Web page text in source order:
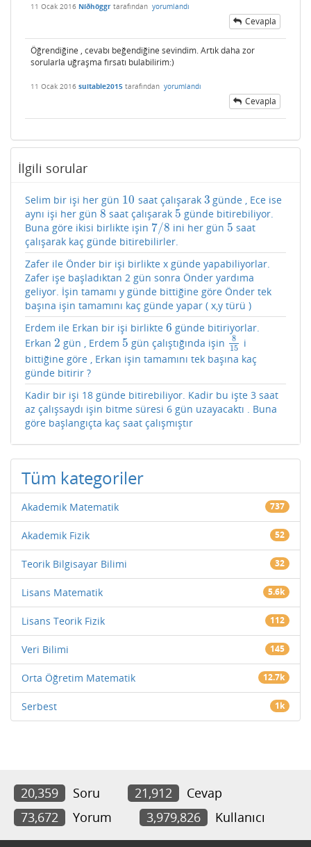
11 Ocak 2016 Níðhöggr tarafından yorumlandı
Cevapla
Öğrendiğine , cevabı beğendiğine sevindim. Artık daha zor
sorularla uğraşma fırsatı bulabilirim:)
11 Ocak 2016 suitable2015 tarafından yorumlandı
Cevapla
İlgili sorular
Selim bir işi her gün 10
10 saat çalışarak 3
3 günde , Ece ise
aynı işi her gün 8
8 saat çalışarak 5
5 günde bitirebiliyor.
Buna göre ikisi birlikte işin 7/8
7/8 ini her gün 5
5 saat
çalışarak kaç günde bitirebilirler.
Zafer ile Önder bir işi birlikte x günde yapabiliyorlar.
Zafer işe başladıktan 2 gün sonra Önder yardıma
geliyor. İşin tamamı y günde bittiğine göre Önder tek
başına işin tamamını kaç günde yapar ( x,y türü )
Erdem ile Erkan bir işi birlikte 6
6 günde bitiriyorlar.
Erkan 2
2 gün , Erdem 5
5 gün çalıştığında işin
8
15
815 i
bittiğine göre , Erkan işin tamamını tek başına kaç
günde bitirir ?
Kadir bir işi 18 günde bitirebiliyor. Kadir bu işte 3 saat
az çalışsaydı işin bitme süresi 6 gün uzayacaktı . Buna
göre başlangıçta kaç saat çalışmıştır
Tüm kategoriler
Akademik Matematik 737
Akademik Fizik 52
Teorik Bilgisayar Bilimi 32
Lisans Matematik 5.6k
Lisans Teorik Fizik 112
Veri Bilimi 145
Orta Öğretim Matematik 12.7k
Serbest 1k
20,359 Soru 21,912
Cevap
73,672
Yorum 3,979,826 Kullanıcı